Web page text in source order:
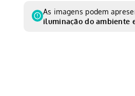
As imagens podem
iluminação do ambiente